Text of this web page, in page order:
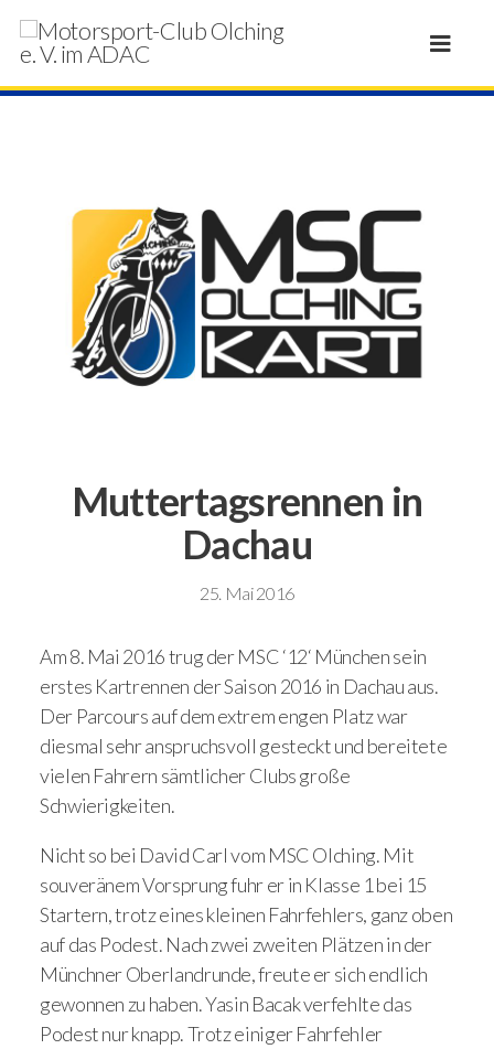
Muttertagsrennen in
Dachau
25. Mai 2016
Am 8. Mai 2016 trug der MSC ‘12‘ München sein
erstes Kartrennen der Saison 2016 in Dachau aus.
Der Parcours auf dem extrem engen Platz war
diesmal sehr anspruchsvoll gesteckt und bereitete
vielen Fahrern sämtlicher Clubs große
Schwierigkeiten.
Nicht so bei David Carl vom MSC Olching. Mit
souveränem Vorsprung fuhr er in Klasse 1 bei 15
Startern, trotz eines kleinen Fahrfehlers, ganz oben
auf das Podest. Nach zwei zweiten Plätzen in der
Münchner Oberlandrunde, freute er sich endlich
gewonnen zu haben. Yasin Bacak verfehlte das
Podest nur knapp. Trotz einiger Fahrfehler